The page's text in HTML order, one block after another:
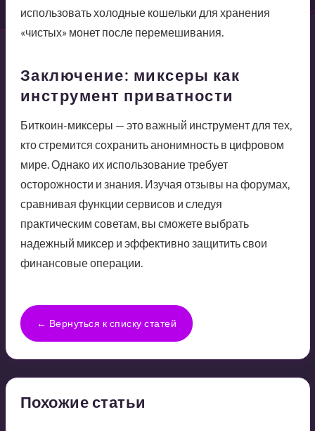
использовать холодные кошельки для хранения
«чистых» монет после перемешивания.
Заключение: миксеры как
инструмент приватности
Биткоин-миксеры — это важный инструмент для тех,
кто стремится сохранить анонимность в цифровом
мире. Однако их использование требует
осторожности и знания. Изучая отзывы на форумах,
сравнивая функции сервисов и следуя
практическим советам, вы сможете выбрать
надежный миксер и эффективно защитить свои
финансовые операции.
← Вернуться к списку статей
Похожие статьи